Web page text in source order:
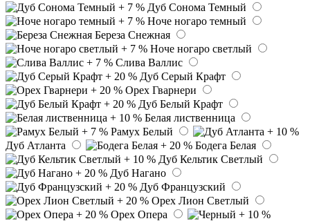
Дуб Сонома Темный
Ноче ногаро темный
Береза Снежная
Ноче ногаро светлый
Слива Валлис
Дуб Серый Крафт
Орех Гварнери
Дуб Белый Крафт
Белая лиственница
Рамух Белый
Дуб Атланта
Бодега Белая
Дуб Кельтик Светлый
Дуб Нагано
Дуб Французский
Орех Лион Светлый
Орех Опера